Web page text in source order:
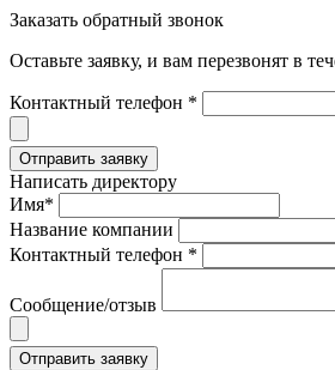
Заказать обратный звонок
Оставьте заявку, и вам перезвонят в
Контактный телефон *
Написать директору
Имя*
Название компании
Контактный телефон *
Сообщение/отзыв